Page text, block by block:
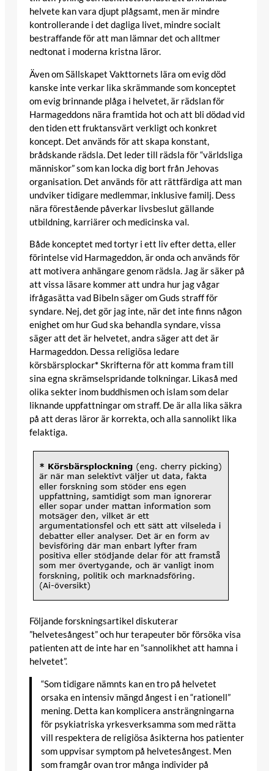
helvete kan vara djupt plågsamt, men är mindre
kontrollerande i det dagliga livet, mindre socialt
bestraffande för att man lämnar det och alltmer
nedtonat i moderna kristna läror.
Även om Sällskapet Vakttornets lära om evig död
kanske inte verkar lika skrämmande som konceptet
om evig brinnande plåga i helvetet, är rädslan för
Harmageddons nära framtida hot och att bli dödad vid
den tiden ett fruktansvärt verkligt och konkret
koncept. Det används för att skapa konstant,
brådskande rädsla. Det leder till rädsla för “världsliga
människor” som kan locka dig bort från Jehovas
organisation. Det används för att rättfärdiga att man
undviker tidigare medlemmar, inklusive familj. Dess
nära förestående påverkar livsbeslut gällande
utbildning, karriärer och medicinska val.
Både konceptet med tortyr i ett liv efter detta, eller
förintelse vid Harmageddon, är onda och används för
att motivera anhängare genom rädsla. Jag är säker på
att vissa läsare kommer att undra hur jag vågar
ifrågasätta vad Bibeln säger om Guds straff för
syndare. Nej, det gör jag inte, när det inte finns någon
enighet om hur Gud ska behandla syndare, vissa
säger att det är helvetet, andra säger att det är
Harmageddon. Dessa religiösa ledare
körsbärsplockar*Skrifterna för att komma fram till
sina egna skrämselspridande tolkningar. Likaså med
olika sekter inom buddhismen och islam som delar
liknande uppfattningar om straff. De är alla lika säkra
på att deras läror är korrekta, och alla sannolikt lika
felaktiga.
Följande forskningsartikel diskuterar
”helvetesångest” och hur terapeuter bör försöka visa
patienten att de inte har en ”sannolikhet att hamna i
helvetet”.
“Som tidigare nämnts kan en tro på helvetet
orsaka en intensiv mängd ångest i en “rationell”
mening. Detta kan komplicera ansträngningarna
för psykiatriska yrkesverksamma som med rätta
vill respektera de religiösa åsikterna hos patienter
som uppvisar symptom på helvetesångest. Men
som framgår ovan tror många individer på